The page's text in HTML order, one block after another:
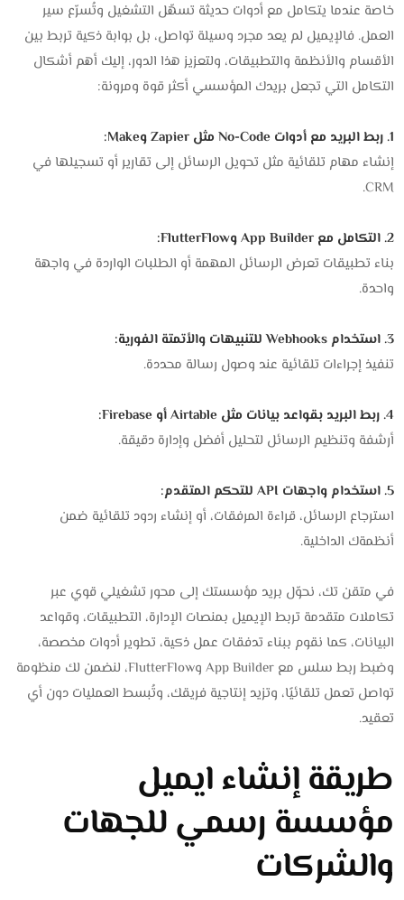
خاصة عندما يتكامل مع أدوات حديثة تسهّل التشغيل وتُسرّع سير
العمل. فالإيميل لم يعد مجرد وسيلة تواصل، بل بوابة ذكية تربط بين
الأقسام والأنظمة والتطبيقات، ولتعزيز هذا الدور، إليك أهم أشكال
التكامل التي تجعل بريدك المؤسسي أكثر قوة ومرونة:
1. ربط البريد مع أدوات No-Code مثل Zapier وMake:
إنشاء مهام تلقائية مثل تحويل الرسائل إلى تقارير أو تسجيلها في
CRM.
2. التكامل مع App Builder وFlutterFlow:
بناء تطبيقات تعرض الرسائل المهمة أو الطلبات الواردة في واجهة
واحدة.
3. استخدام Webhooks للتنبيهات والأتمتة الفورية:
تنفيذ إجراءات تلقائية عند وصول رسالة محددة.
4. ربط البريد بقواعد بيانات مثل Airtable أو Firebase:
أرشفة وتنظيم الرسائل لتحليل أفضل وإدارة دقيقة.
5. استخدام واجهات API للتحكم المتقدم:
استرجاع الرسائل، قراءة المرفقات، أو إنشاء ردود تلقائية ضمن
أنظمةك الداخلية.
في متقن تك، نحوّل بريد مؤسستك إلى محور تشغيلي قوي عبر
تكاملات متقدمة تربط الإيميل بمنصات الإدارة، التطبيقات، وقواعد
البيانات، كما نقوم ببناء تدفقات عمل ذكية، تطوير أدوات مخصصة،
وضبط ربط سلس مع App Builder وFlutterFlow، لنضمن لك منظومة
تواصل تعمل تلقائيًا، وتزيد إنتاجية فريقك، وتُبسط العمليات دون أي
تعقيد.
طريقة إنشاء ايميل
مؤسسة رسمي للجهات
والشركات